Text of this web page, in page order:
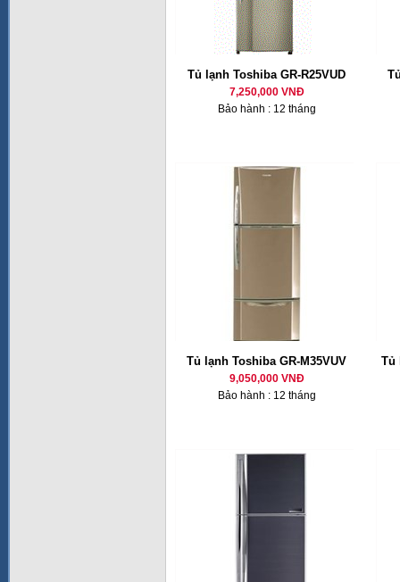
Tủ lạnh Toshiba GR-R25VUD
7,250,000 VNĐ
Bảo hành : 12 tháng
Tủ lạnh Toshiba GR-M35VUV
9,050,000 VNĐ
Bảo hành : 12 tháng
Tủ